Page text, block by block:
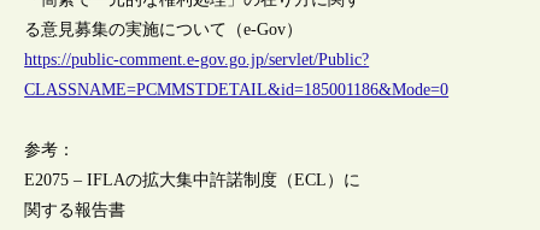
る意見募集の実施について（e-Gov）
https://public-comment.e-gov.go.jp/servlet/Public?
CLASSNAME=PCMMSTDETAIL&id=185001186&Mode=0
参考：
E2075 – IFLAの拡大集中許諾制度（ECL）に
関する報告書